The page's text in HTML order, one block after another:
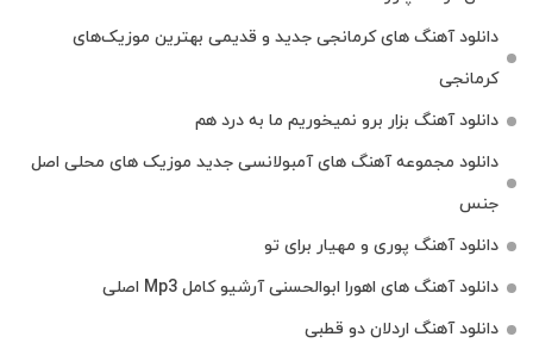
دانلود آهنگ‌ های کرمانجی جدید و قدیمی بهترین موزیک‌های
کرمانجی
دانلود آهنگ بزار برو نمیخوریم ما به درد هم
دانلود مجموعه آهنگ های آمبولانسی جدید موزیک های محلی اصل
جنس
دانلود آهنگ پوری و مهیار برای تو
دانلود آهنگ های اهورا ابوالحسنی آرشیو کامل Mp3 اصلی
دانلود آهنگ اردلان دو قطبی